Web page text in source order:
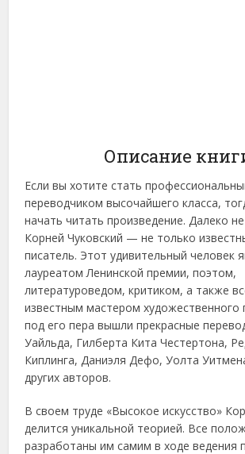
Описание
Если вы хотите стать
переводчиком высочайшего класса,
начать читать произведение. Далеко
Корней Чуковский — не только
писатель. Этот удивительный человек
лауреатом Ленинской премии, поэтом,
литературоведом, критиком, а также
известным мастером художественного
под его пера вышли прекрасные
Уайльда, Гилберта Кита Честертона,
Киплинга, Даниэля Дефо, Уолта
других авторов.
В своем труде «Высокое искусство»
делится уникальной теорией. Все
разработаны им самим в ходе ведения